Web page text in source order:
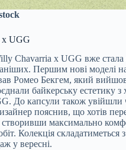
x UGG
Chavarria x UGG вже стала
Першим нові моделі
Ромео Бекгем, який
байкерську естетику з
До капсули також увійшли
пояснив, що хотів
створивши максимально
Колекція складатиметься
у вересні.